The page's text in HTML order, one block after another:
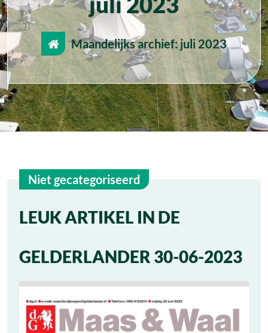
Maandelijks archief: juli 2023
jul
Niet gecategoriseerd
LEUK ARTIKEL IN DE
GELDERLANDER 30-06-2023